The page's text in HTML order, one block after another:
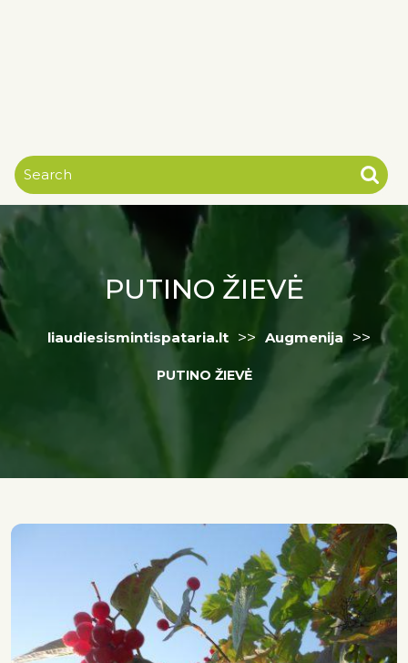
PUTINO ŽIEVĖ
liaudiesismintispataria.lt >> Augmenija >>
PUTINO ŽIEVĖ